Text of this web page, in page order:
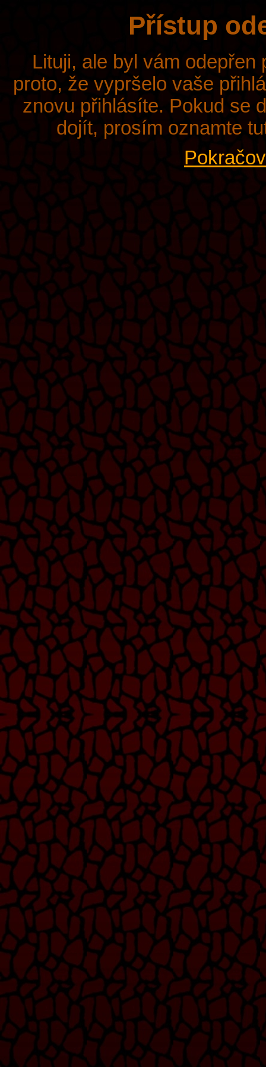
Přístup
Lituji, ale byl vám
proto, že vypršelo vaše
znovu přihlásíte. Pokud se
dojít, prosím oznamte